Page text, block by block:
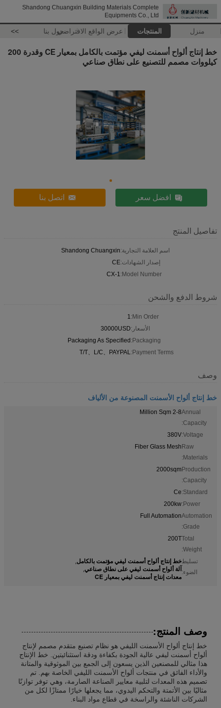
Shandong Chuangxin Building Materials Complete
Equipments Co., Ltd
منزل المنتجات عرض الواقع الافتراضيحول بنا >>
خط إنتاج ألواح أسمنت ليفي مؤتمت بالكامل بمعيار CE وقدرة 200
كيلووات مصمم للتصنيع على نطاق صناعي
افضل سعر اتصل بنا
تفاصيل المنتج
اسم العلامة التجارية:Shandong Chuangxin
إصدار الشهادات:CE
Model Number:
CX-1
شروط الدفع والشحن
Min Order:
1
الأسعار:30000USD
Packaging:
Packaging As Specified
Payment Terms:
T/T、L/C、PAYPAL
وصف
خط إنتاج ألواح الأسمنت المصنوعة من الألياف
Annual
Capacity:
2-8 Million Sqm
Voltage:
380V
Raw
Materials:
Fiber Glass Mesh
Production
Capacity:
2000sqm
Standard:
Ce
Power:
200kw
Automation
Grade:
Full Automation
Total
Weight:
200T
تسليط
الضوء:
خط إنتاج ألواح أسمنت ليفي مؤتمت بالكامل,
آلة ألواح أسمنت ليفي على نطاق صناعي,
معدات إنتاج أسمنت ليفي بمعيار CE
وصف المنتج:
خط إنتاج ألواح الأسمنت الليفي هو نظام تصنيع متقدم مصمم لإنتاج
ألواح أسمنت ليفي عالية الجودة بكفاءة ودقة استثنائيتين. خط الإنتاج
هذا مثالي للمصنعين الذين يسعون إلى الجمع بين الموثوقية والمتانة
والأداء الفائق في منتجات ألواح الأسمنت الليفي الخاصة بهم. تم
تصميم هذه المعدات لتلبية معايير الصناعة الصارمة، وهي توفر توازنًا
مثاليًا بين الأتمتة والتحكم اليدوي، مما يجعلها خيارًا ممتازًا لكل من
الشركات الناشئة والراسخة في قطاع مواد البناء.